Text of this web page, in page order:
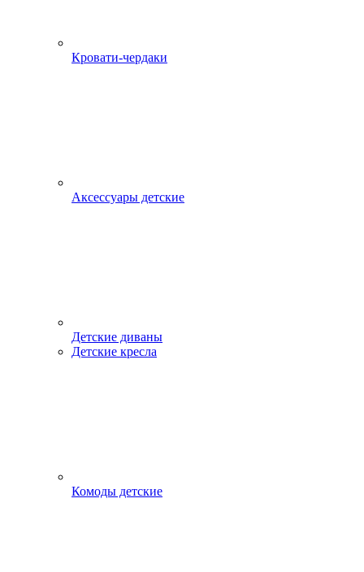
Кровати-чердаки
Аксессуары детские
Детские диваны
Детские кресла
Комоды детские